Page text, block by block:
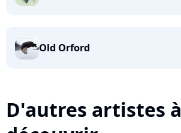
Old Orford
D'autres artistes à